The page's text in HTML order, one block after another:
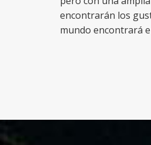
encontrarán los
mundo encontrará